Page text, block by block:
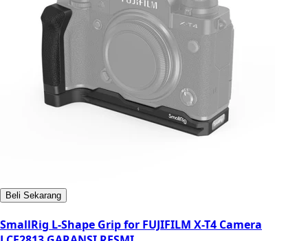
Beli Sekarang
SmallRig L-Shape Grip for FUJIFILM X-T4 Camera